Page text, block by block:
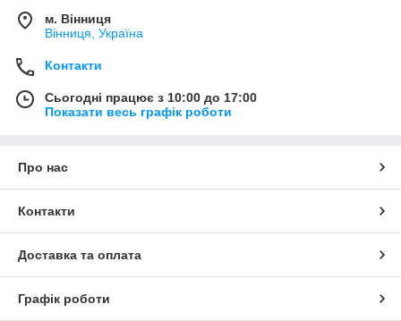
м. Вінниця
Вінниця, Україна
Контакти
Сьогодні працює з 10:00 до 17:00
Показати весь графік роботи
Про нас
Контакти
Доставка та оплата
Графік роботи